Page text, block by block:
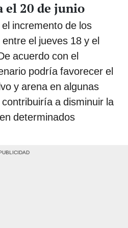
el 20 de junio
incremento de los
el jueves 18 y el
acuerdo con el
podría favorecer el
y arena en algunas
a disminuir la
determinados